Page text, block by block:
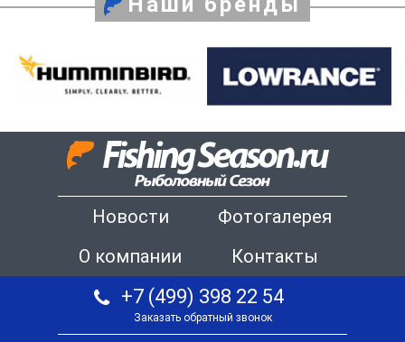
Новости
Фотогалерея
О компании
Контакты
+7 (499) 398 22 54
Заказать обратный звонок